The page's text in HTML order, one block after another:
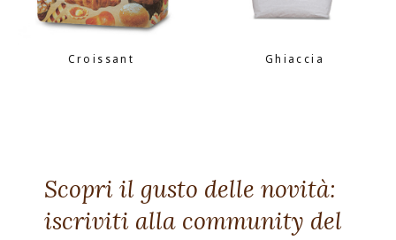
Croissant Ghiaccia
Scopri il gusto delle novità:
iscriviti alla community del